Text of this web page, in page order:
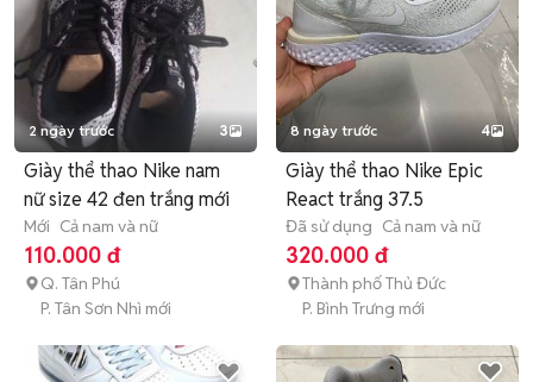
2 ngày trước 3
Giày thể thao Nike nam
nữ size 42 đen trắng mới
Mới Cả nam và nữ
110.000 đ
Q. Tân Phú
P. Tân Sơn Nhì mới
8 ngày trước 4
Giày thể thao Nike Epic
React trắng 37.5
Đã sử dụng Cả nam và nữ
320.000 đ
Thành phố Thủ Đức
P. Bình Trưng mới